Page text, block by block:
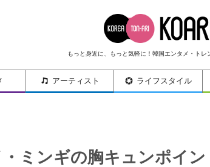
もっと身近に、もっと気軽に！韓国エンタメ・トレ
アーティスト ライフスタイル
・ミンギの胸キュンポイン